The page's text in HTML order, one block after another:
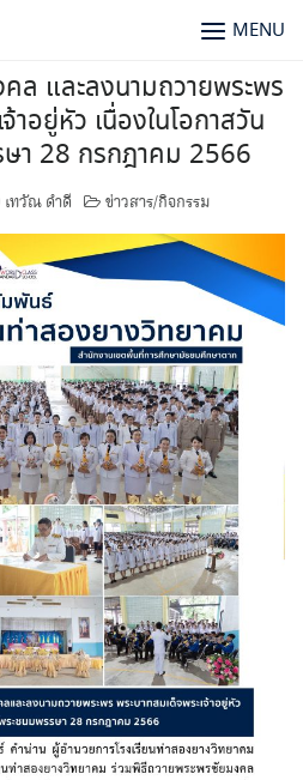
MENU
ล และลงนามถวายพระพร
าอยู่หัว เนื่องในโอกาสวัน
า 28 กรกฎาคม 2566
เทวัณ ดำดี ข่าวสาร/กิจกรรม